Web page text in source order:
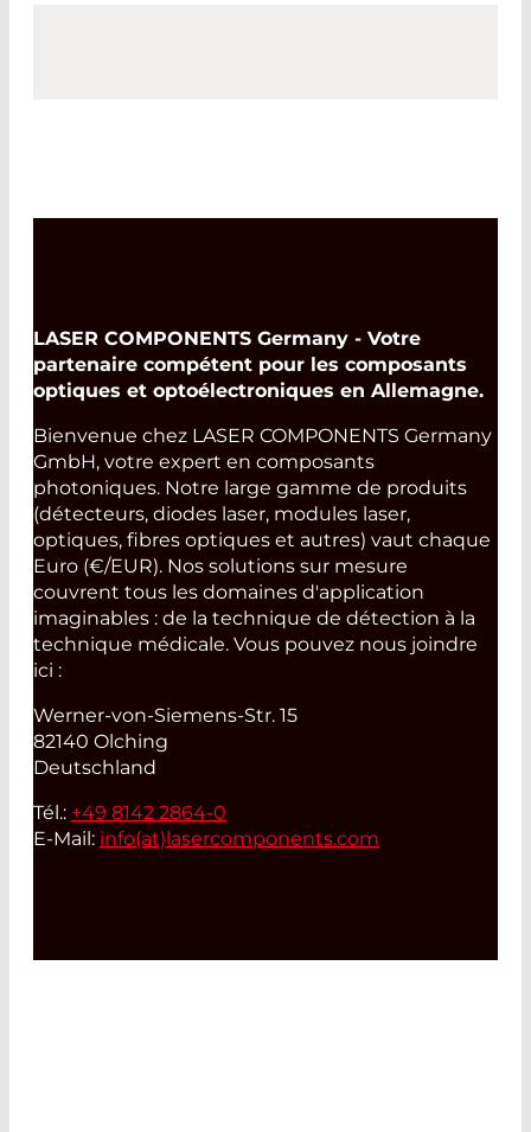
LASER COMPONENTS Germany - Votre
partenaire compétent pour les composants
optiques et optoélectroniques en Allemagne.
Bienvenue chez LASER COMPONENTS Germany
GmbH, votre expert en composants
photoniques. Notre large gamme de produits
(détecteurs, diodes laser, modules laser,
optiques, fibres optiques et autres) vaut chaque
Euro (€/EUR). Nos solutions sur mesure
couvrent tous les domaines d'application
imaginables : de la technique de détection à la
technique médicale. Vous pouvez nous joindre
ici :
Werner-von-Siemens-Str. 15
82140 Olching
Deutschland
Tél.: +49 8142 2864-0
E-Mail: info(at)lasercomponents.com